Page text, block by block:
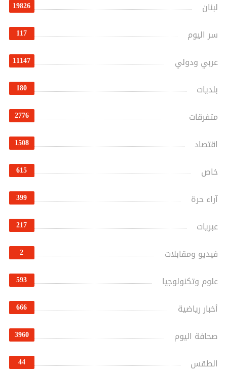
لبنان 19826
سر اليوم 117
عربي ودولي 11147
بلديات 180
متفرقات 2776
اقتصاد 1508
خاص 615
آراء حرة 399
عبريات 217
فيديو ومقابلات 2
علوم وتكنولوجيا 593
أخبار رياضية 666
صحافة اليوم 3960
الطقس 44